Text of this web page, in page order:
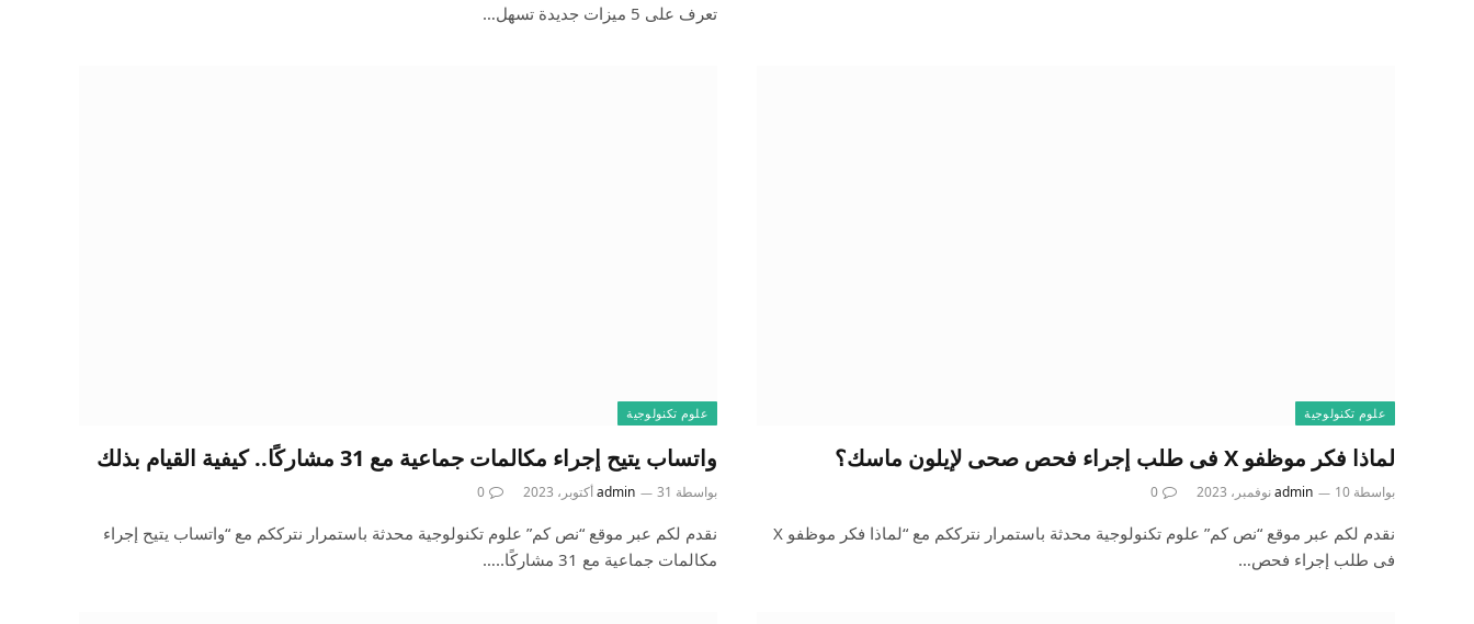
تعرف على 5 ميزات جديدة تسهل…
علوم تكنولوجية
لماذا فكر موظفو X فى طلب إجراء فحص صحى لإيلون ماسك؟
بواسطة admin 10 نوفمبر، 2023 0
نقدم لكم عبر موقع “نص كم” علوم تكنولوجية محدثة باستمرار نترككم مع “لماذا فكر موظفو X
فى طلب إجراء فحص…
علوم تكنولوجية
واتساب يتيح إجراء مكالمات جماعية مع 31 مشاركًا.. كيفية القيام بذلك
بواسطة admin 31 أكتوبر، 2023 0
نقدم لكم عبر موقع “نص كم” علوم تكنولوجية محدثة باستمرار نترككم مع “واتساب يتيح إجراء
مكالمات جماعية مع 31 مشاركًا..…